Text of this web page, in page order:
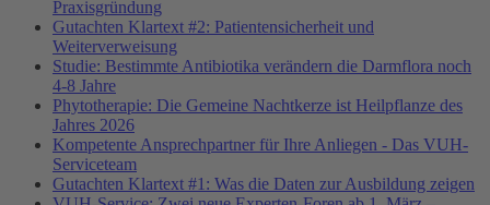
Praxisgründung
Gutachten Klartext #2: Patientensicherheit und
Weiterverweisung
Studie: Bestimmte Antibiotika verändern die Darmflora noch
4-8 Jahre
Phytotherapie: Die Gemeine Nachtkerze ist Heilpflanze des
Jahres 2026
Kompetente Ansprechpartner für Ihre Anliegen - Das VUH-
Serviceteam
Gutachten Klartext #1: Was die Daten zur Ausbildung zeigen